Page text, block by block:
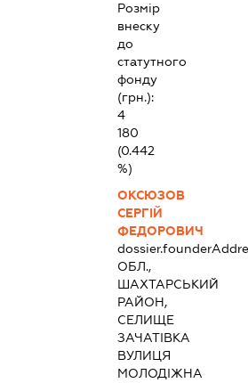
Розмір
внеску
до
статутного
фонду
(грн.):
4
180
(0.442
%)
ОКСЮЗОВ
СЕРГІЙ
ФЕДОРОВИЧ
ОБЛ.,
ШАХТАРСЬКИЙ
РАЙОН,
СЕЛИЩЕ
ЗАЧАТІВКА
ВУЛИЦЯ
МОЛОДІЖНА